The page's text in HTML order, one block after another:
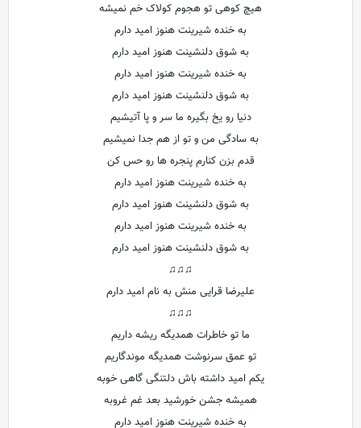
هیچ کوهی تو هجوم کولاک خم نمیشه
به خنده شیرینت هنوز امید دارم
به شوق دلنشینت هنوز امید دارم
به خنده شیرینت هنوز امید دارم
به شوق دلنشینت هنوز امید دارم
دنیا رو یخ بگیره ما سر و پا آتیشیم
به سادگی من و تو از هم جدا نمیشیم
قدم بزن کنارم پنجره ها رو حس کن
به خنده شیرینت هنوز امید دارم
به شوق دلنشینت هنوز امید دارم
به خنده شیرینت هنوز امید دارم
به شوق دلنشینت هنوز امید دارم
♫♫♫
علیرضا قرایی منش به نام امید دارم
♫♫♫
ما تو خاطرات همدیگه ریشه داریم
تو عمق سرنوشت همدیگه موندگاریم
یکم امید داشته باش دلتنگی گاهی خوبه
همیشه جشن خورشید بعد غم غروبه
به خنده شیرینت هنوز امید دارم